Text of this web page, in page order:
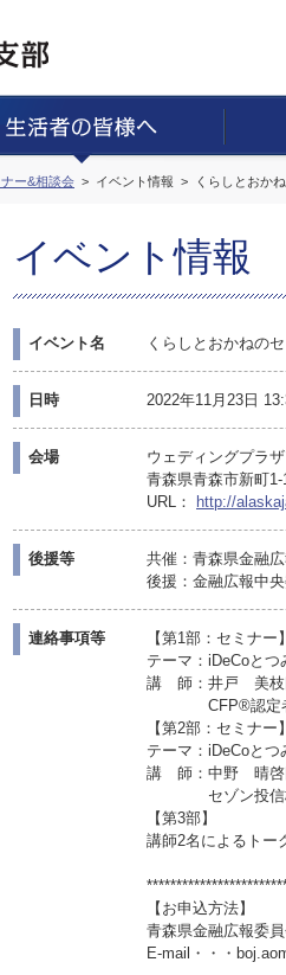
ー&相談会 イベント情報 くらしとおか
イベント情報
イベント名 くらしとおかねの
日時 2022年11月23日
会場
ウェディングプラ
青森県青森市新町1-
URL：
http://
後援等
共催：青森県金融
後援：金融広報中
連絡事項等
【第1部：セミナー】
テーマ：iDeCoと
講 師：井戸 美枝
CFP®認定者（
【第2部：セミナー】
テーマ：iDeCoと
講 師：中野 晴啓
セゾン投信株
【第3部】
講師2名によるトー
【お申込方法】
青森県金融広報委
E-mail・・・